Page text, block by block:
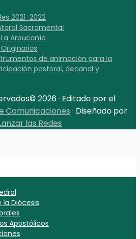
2021-2022
Sacramental
La Araucanía
de animación para la
pastoral, decanal y
2026 · Editado por el
Comunicaciones · Diseñado por
las Redes
la Diócesis
Apostólicos